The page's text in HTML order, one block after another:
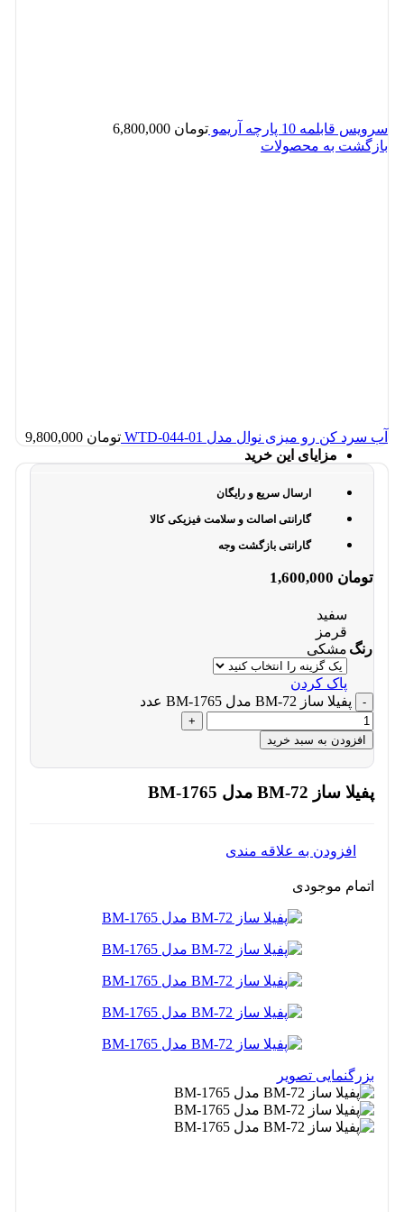
سرویس قابلمه 10 پارچه آریمو تومان
بازگشت به محصولات
آب سرد کن رو میزی نوال مدل WTD-044-01 تومان
مزایای این خرید
ارسال سریع و رایگان
گارانتی اصالت و سلامت فیزیکی کالا
گارانتی بازگشت وجه
تومان
رنگ
سفید
قرمز
مشکی
پاک کردن
پفیلا ساز BM-72 مدل BM-1765 عدد
افزودن به سبد خرید
پفیلا ساز BM-72 مدل BM-1765
افزودن به علاقه مندی
اتمام موجودی
بزرگنمایی تصویر